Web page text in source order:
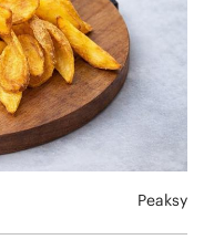
Peaksy